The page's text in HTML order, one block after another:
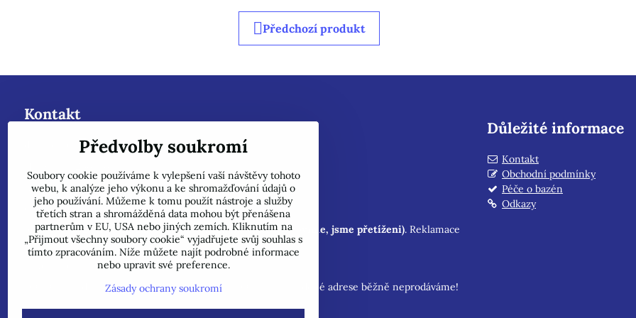
Předchozí produkt
Kontakt
dobazenu.cz - Roman Kanclíř-Rokam
72400 - Ostrava - Nová Bělá - Mitrovice
e-mail :rokam@seznam.cz
tel: 603484628(Prosíme nyní dotazy do mailu, ihned odpovíme, jsme přetíženi). Reklamace
prosíme pouze do mailu, přepošleme výrobci s dalším řešením.
Jsme plátci DPH.
POZOR !!! Jedná se pouze o INTERNETOVÝ PRODEJ, na uvedené adrese běžně neprodáváme!
Důležité informace
Kontakt
Obchodní podmínky
Péče o bazén
Odkazy
Předvolby soukromí
Soubory cookie používáme k vylepšení vaší návštěvy tohoto
webu, k analýze jeho výkonu a ke shromažďování údajů o
jeho používání. Můžeme k tomu použít nástroje a služby
třetích stran a shromážděná data mohou být přenášena
partnerům v EU, USA nebo jiných zemích. Kliknutím na
„Přijmout všechny soubory cookie“ vyjadřujete svůj souhlas s
tímto zpracováním. Níže můžete najít podrobné informace
nebo upravit své preference.
Zásady ochrany soukromí